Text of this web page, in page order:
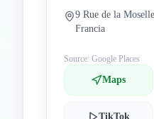
9 Rue de la
Francia
Source: Google Places
Maps
TikTok